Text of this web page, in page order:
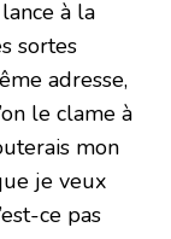
à la
sortes
adresse,
le clame à
mon
je veux
ce pas